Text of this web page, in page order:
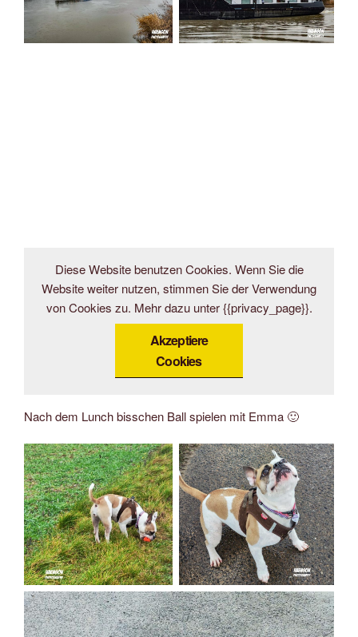
Diese Website benutzen Cookies. Wenn Sie die
Website weiter nutzen, stimmen Sie der Verwendung
von Cookies zu. Mehr dazu unter {{privacy_page}}.
Akzeptiere
Cookies
Nach dem Lunch bisschen Ball spielen mit Emma 🙂